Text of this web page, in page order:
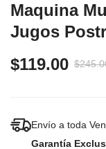
Maquina
Jugos
$119.00
Envío a toda
Garantía